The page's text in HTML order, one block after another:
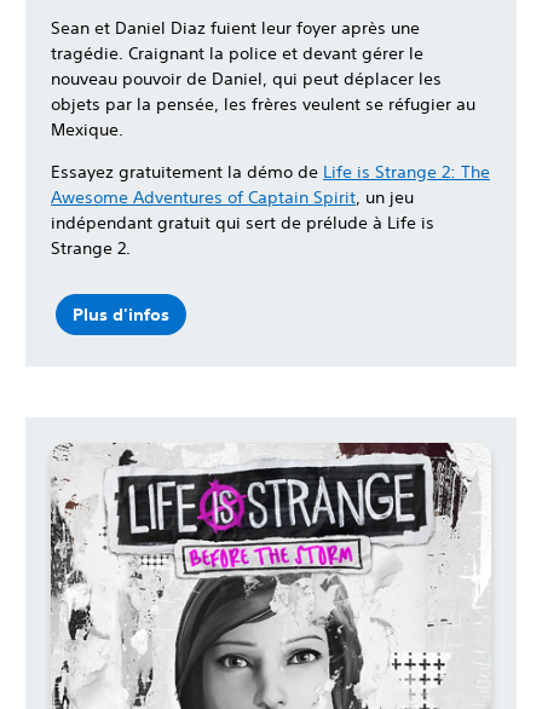
Sean et Daniel Diaz fuient leur foyer après une
tragédie. Craignant la police et devant gérer le
nouveau pouvoir de Daniel, qui peut déplacer les
objets par la pensée, les frères veulent se réfugier au
Mexique.
Essayez gratuitement la démo de Life is Strange 2: The
Awesome Adventures of Captain Spirit, un jeu
indépendant gratuit qui sert de prélude à Life is
Strange 2.
Plus d'infos